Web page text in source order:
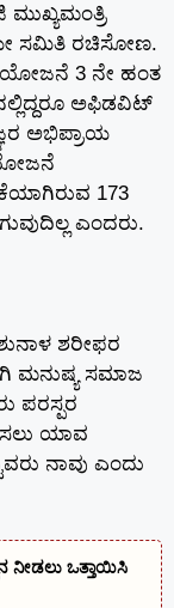
ಸಮಿತಿ ರಚಿಸೋಣ.
ಯೋಜನೆ 3 ನೇ ಹಂತ
ಅಫಿಡವಿಟ್
ಅಭಿಪ್ರಾಯ
173
ಎಂದರು.
ಶರೀಫರ
ಮನುಷ್ಯ ಸಮಾಜ
ಪರಸ್ಪರ
ಯಾವ
ನಾವು ಎಂದು
ನೀಡಲು ಒತ್ತಾಯಿಸಿ